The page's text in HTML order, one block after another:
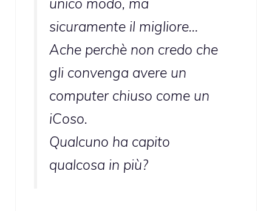
sicuramente il migliore…
Ache perchè non credo che
gli convenga avere un
computer chiuso come un
iCoso.
Qualcuno ha capito
qualcosa in più?